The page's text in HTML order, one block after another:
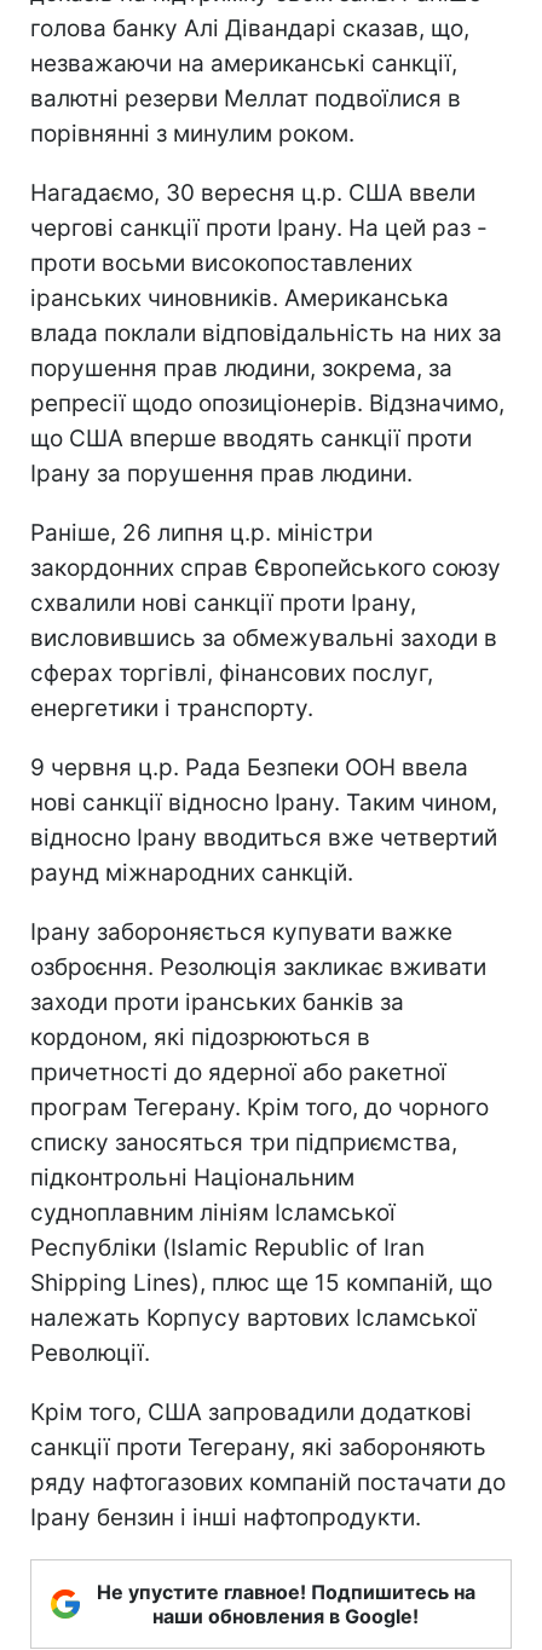
голова банку Алі Дівандарі сказав, що,
незважаючи на американські санкції,
валютні резерви Меллат подвоїлися в
порівнянні з минулим роком.
Нагадаємо, 30 вересня ц.р. США ввели
чергові санкції проти Ірану. На цей раз -
проти восьми високопоставлених
іранських чиновників. Американська
влада поклали відповідальність на них за
порушення прав людини, зокрема, за
репресії щодо опозиціонерів. Відзначимо,
що США вперше вводять санкції проти
Ірану за порушення прав людини.
Раніше, 26 липня ц.р. міністри
закордонних справ Європейського союзу
схвалили нові санкції проти Ірану,
висловившись за обмежувальні заходи в
сферах торгівлі, фінансових послуг,
енергетики і транспорту.
9 червня ц.р. Рада Безпеки ООН ввела
нові санкції відносно Ірану. Таким чином,
відносно Ірану вводиться вже четвертий
раунд міжнародних санкцій.
Ірану забороняється купувати важке
озброєння. Резолюція закликає вживати
заходи проти іранських банків за
кордоном, які підозрюються в
причетності до ядерної або ракетної
програм Тегерану. Крім того, до чорного
списку заносяться три підприємства,
підконтрольні Національним
судноплавним лініям Ісламської
Республіки (Islamic Republic of Iran
Shipping Lines), плюс ще 15 компаній, що
належать Корпусу вартових Ісламської
Революції.
Крім того, США запровадили додаткові
санкції проти Тегерану, які забороняють
ряду нафтогазових компаній постачати до
Ірану бензин і інші нафтопродукти.
Не упустите главное! Подпишитесь на
наши обновления в Google!